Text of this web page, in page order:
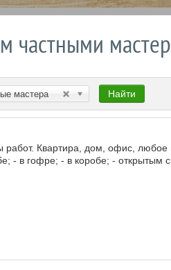
частными
мастера Найти
Квартира, дом, офис,
- в гофре; - в коробе; - открытым